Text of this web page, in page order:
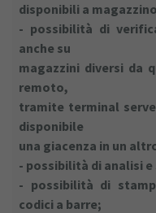
disponibili a
- possibilità di
anche su
magazzini diversi da
remoto,
tramite terminal
disponibile
una giacenza in un
- possibilità di analisi
- possibilità di
codici a barre;